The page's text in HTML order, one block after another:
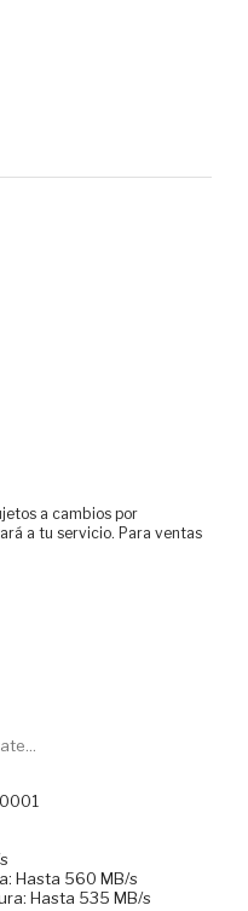
a cambios por
a tu servicio. Para ventas
Hasta 560 MB/s
Hasta 535 MB/s